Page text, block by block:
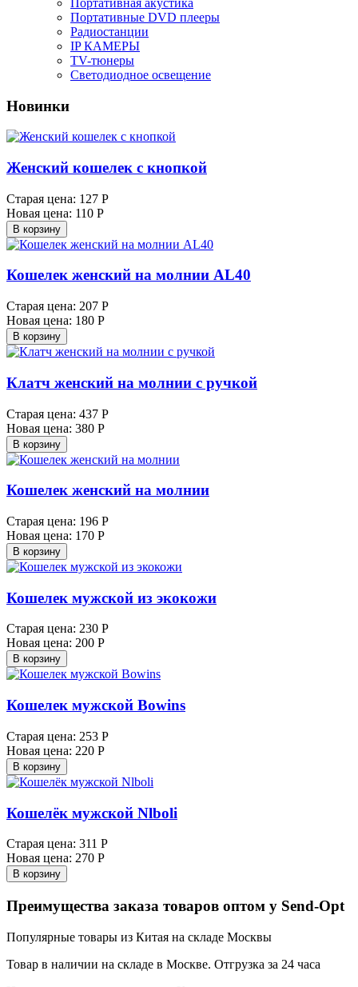
Портативные DVD плееры
Радиостанции
IP КАМЕРЫ
TV-тюнеры
Светодиодное освещение
Новинки
Женский кошелек с кнопкой
Старая цена: 127 Р
Новая цена: 110 Р
В корзину
Кошелек женский на молнии AL40
Старая цена: 207 Р
Новая цена: 180 Р
В корзину
Клатч женский на молнии с ручкой
Старая цена: 437 Р
Новая цена: 380 Р
В корзину
Кошелек женский на молнии
Старая цена: 196 Р
Новая цена: 170 Р
В корзину
Кошелек мужской из экокожи
Старая цена: 230 Р
Новая цена: 200 Р
В корзину
Кошелек мужской Bowins
Старая цена: 253 Р
Новая цена: 220 Р
В корзину
Кошелёк мужской Nlboli
Старая цена: 311 Р
Новая цена: 270 Р
В корзину
Преимущества заказа товаров оптом у Send-Opt
Популярные товары из Китая на складе Москвы
Товар в наличии на складе в Москве. Отгрузка за 24 часа